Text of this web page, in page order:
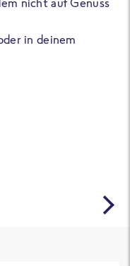
in deinem